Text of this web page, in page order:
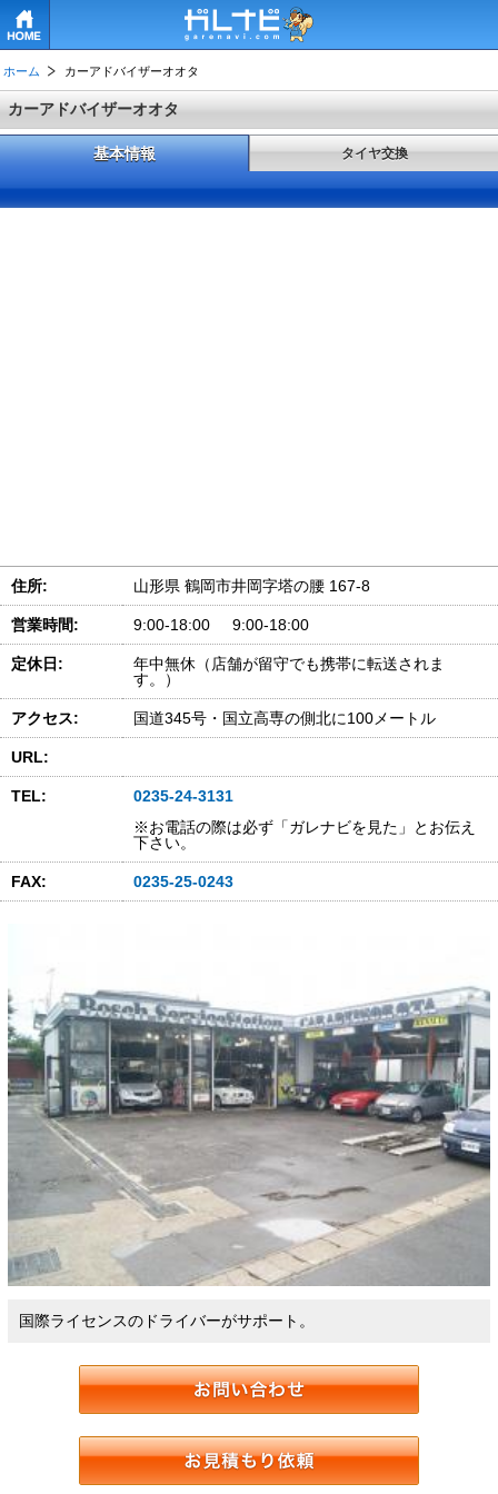
ホーム カーアドバイザーオオタ
カーアドバイザーオオタ
基本情報 タイヤ交換
住所: 山形県 鶴岡市井岡字塔の腰 167-8
営業時間: 9:00-18:00 9:00-18:00
定休日:
年中無休（店舗が留守でも携帯に転送されま
す。）
アクセス: 国道345号・国立高専の側北に100メートル
URL:
TEL:
0235-24-3131
※お電話の際は必ず「ガレナビを見た」とお伝え
下さい。
FAX: 0235-25-0243
国際ライセンスのドライバーがサポート。